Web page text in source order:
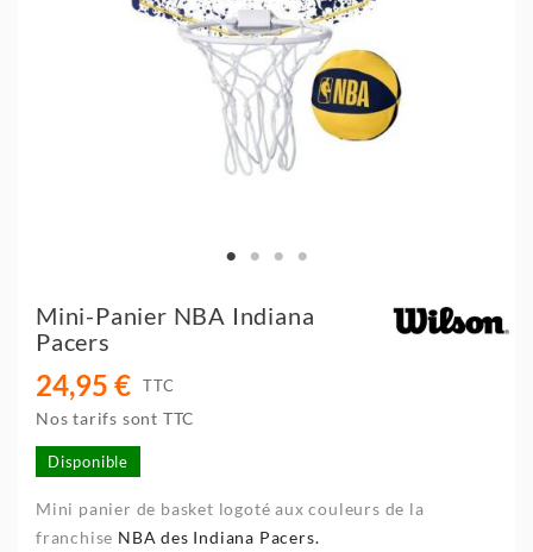
Mini-Panier NBA Indiana
Pacers
24,95 € TTC
Nos tarifs sont TTC
Disponible
Mini panier de basket logoté aux couleurs de la
franchise NBA des Indiana Pacers.